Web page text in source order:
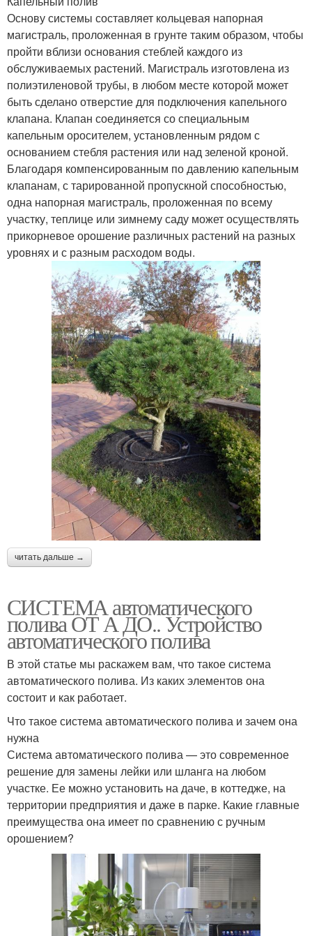
Основу системы составляет кольцевая напорная
магистраль, проложенная в грунте таким образом, чтобы
пройти вблизи основания стеблей каждого из
обслуживаемых растений. Магистраль изготовлена из
полиэтиленовой трубы, в любом месте которой может
быть сделано отверстие для подключения капельного
клапана. Клапан соединяется со специальным
капельным оросителем, установленным рядом с
основанием стебля растения или над зеленой кроной.
Благодаря компенсированным по давлению капельным
клапанам, с тарированной пропускной способностью,
одна напорная магистраль, проложенная по всему
участку, теплице или зимнему саду может осуществлять
прикорневое орошение различных растений на разных
уровнях и с разным расходом воды.
читать дальше →
СИСТЕМА автоматического
полива ОТ А ДО.. Устройство
автоматического полива
В этой статье мы раскажем вам, что такое система
автоматического полива. Из каких элементов она
состоит и как работает.
Что такое система автоматического полива и зачем она
нужна
Система автоматического полива — это современное
решение для замены лейки или шланга на любом
участке. Ее можно установить на даче, в коттедже, на
территории предприятия и даже в парке. Какие главные
преимущества она имеет по сравнению с ручным
орошением?